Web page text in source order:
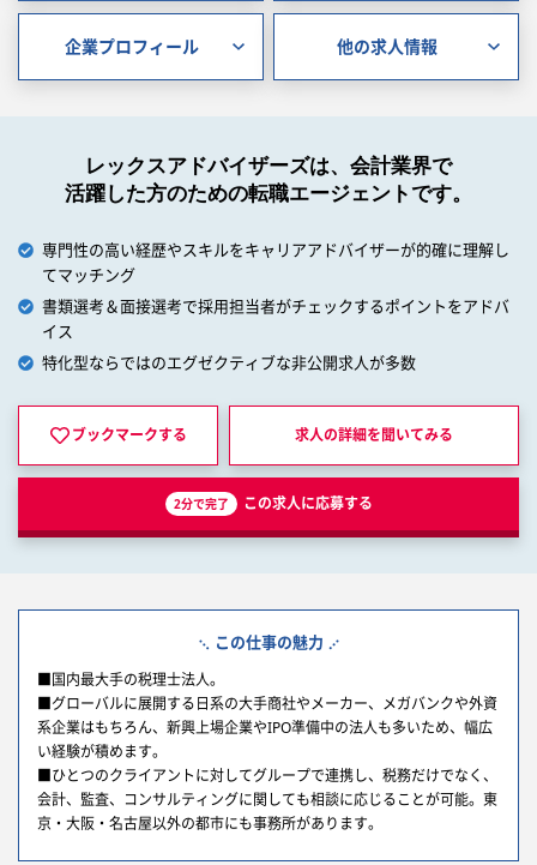
企業プロフィール 他の求人情報
レックスアドバイザーズは、会計業界で
活躍した方のための転職エージェントです。
専門性の高い経歴やスキルをキャリアアドバイザーが的確に理解し
てマッチング
書類選考＆面接選考で採用担当者がチェックするポイントをアドバ
イス
特化型ならではのエグゼクティブな非公開求人が多数
ブックマークする 求人の詳細を聞いてみる
2分で完了 この求人に応募する
この仕事の魅力
■国内最大手の税理士法人。
■グローバルに展開する日系の大手商社やメーカー、メガバンクや外資
系企業はもちろん、新興上場企業やIPO準備中の法人も多いため、幅広
い経験が積めます。
■ひとつのクライアントに対してグループで連携し、税務だけでなく、
会計、監査、コンサルティングに関しても相談に応じることが可能。東
京・大阪・名古屋以外の都市にも事務所があります。